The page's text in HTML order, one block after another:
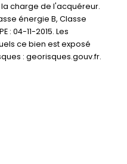
la charge de l'acquéreur.
énergie B, Classe
: 04-11-2015. Les
ce bien est exposé
: georisques.gouv.fr.